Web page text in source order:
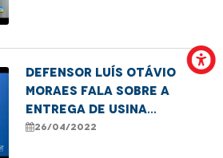
Defensor Luís Otávio
Moraes fala sobre a
entrega de usina
elétrica para o
26/04/2022